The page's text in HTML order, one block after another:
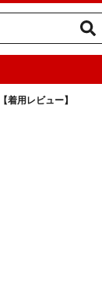
着用レビュー】